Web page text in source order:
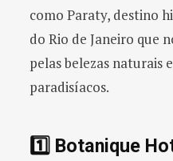
como Paraty, destino
do Rio de Janeiro que
pelas belezas naturais
paradisíacos.
1️⃣ Botanique